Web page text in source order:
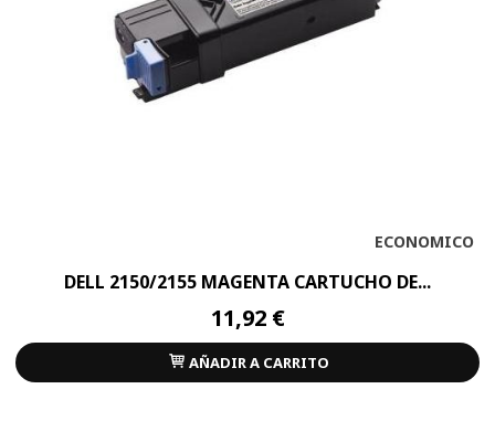
ECONOMICO
DELL 2150/2155 MAGENTA CARTUCHO DE...
11,92 €
AÑADIR A CARRITO